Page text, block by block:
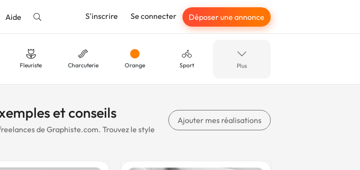
Aide S'inscrire Se connecter Déposer une annonce
Fleuriste Charcuterie Orange Sport Plus
et conseils
de Graphiste.com. Trouvez le style
Ajouter mes réalisations